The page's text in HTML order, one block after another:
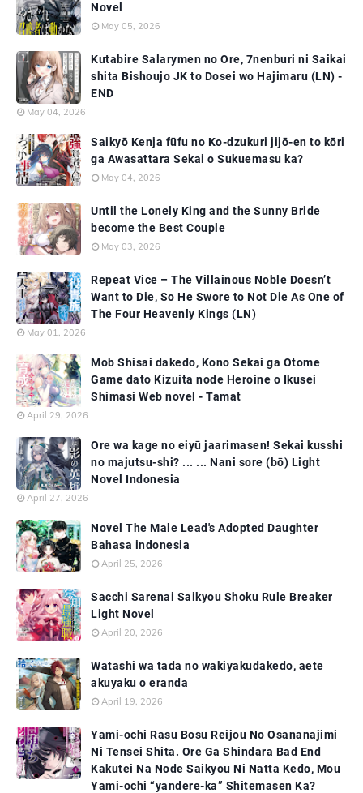
Novel
May 05, 2026
Kutabire Salarymen no Ore, 7nenburi ni Saikai
shita Bishoujo JK to Dosei wo Hajimaru (LN) -
END
May 04, 2026
Saikyō Kenja fūfu no Ko-dzukuri jijō-en to kōri
ga Awasattara Sekai o Sukuemasu ka?
May 04, 2026
Until the Lonely King and the Sunny Bride
become the Best Couple
May 03, 2026
Repeat Vice – The Villainous Noble Doesn’t
Want to Die, So He Swore to Not Die As One of
The Four Heavenly Kings (LN)
May 01, 2026
Mob Shisai dakedo, Kono Sekai ga Otome
Game dato Kizuita node Heroine o Ikusei
Shimasi Web novel - Tamat
April 29, 2026
Ore wa kage no eiyū jaarimasen! Sekai kusshi
no majutsu-shi? ... ... Nani sore (bō) Light
Novel Indonesia
April 27, 2026
Novel The Male Lead's Adopted Daughter
Bahasa indonesia
April 25, 2026
Sacchi Sarenai Saikyou Shoku Rule Breaker
Light Novel
April 20, 2026
Watashi wa tada no wakiyakudakedo, aete
akuyaku o eranda
April 19, 2026
Yami-ochi Rasu Bosu Reijou No Osananajimi
Ni Tensei Shita. Ore Ga Shindara Bad End
Kakutei Na Node Saikyou Ni Natta Kedo, Mou
Yami-ochi “yandere-ka” Shitemasen Ka?